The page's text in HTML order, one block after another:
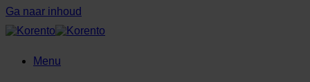
Ga naar inhoud
Menu